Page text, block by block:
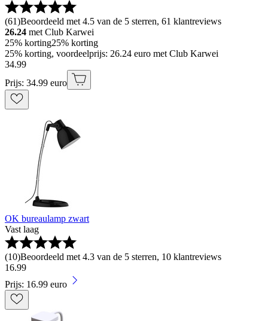
(61)Beoordeeld met 4.5 van de 5 sterren, 61 klantreviews
26.24 met Club Karwei
25% korting25% korting
25% korting, voordeelprijs: 26.24 euro met Club Karwei
34.99
Prijs: 34.99 euro
OK bureaulamp zwart
Vast laag
(10)Beoordeeld met 4.3 van de 5 sterren, 10 klantreviews
16.99
Prijs: 16.99 euro